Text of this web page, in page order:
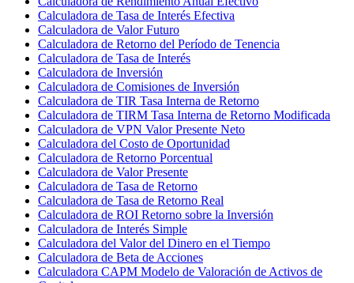
Calculadora de Tasa de Interés Efectiva
Calculadora de Valor Futuro
Calculadora de Retorno del Período de Tenencia
Calculadora de Tasa de Interés
Calculadora de Inversión
Calculadora de Comisiones de Inversión
Calculadora de TIR Tasa Interna de Retorno
Calculadora de TIRM Tasa Interna de Retorno Modificada
Calculadora de VPN Valor Presente Neto
Calculadora del Costo de Oportunidad
Calculadora de Retorno Porcentual
Calculadora de Valor Presente
Calculadora de Tasa de Retorno
Calculadora de Tasa de Retorno Real
Calculadora de ROI Retorno sobre la Inversión
Calculadora de Interés Simple
Calculadora del Valor del Dinero en el Tiempo
Calculadora de Beta de Acciones
Calculadora CAPM Modelo de Valoración de Activos de